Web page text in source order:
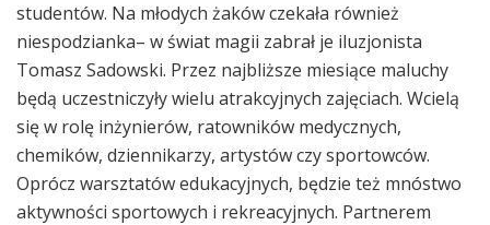
studentów. Na młodych żaków czekała również
niespodzianka– w świat magii zabrał je iluzjonista
Tomasz Sadowski. Przez najbliższe miesiące maluchy
będą uczestniczyły wielu atrakcyjnych zajęciach. Wcielą
się w rolę inżynierów, ratowników medycznych,
chemików, dziennikarzy, artystów czy sportowców.
Oprócz warsztatów edukacyjnych, będzie też mnóstwo
aktywności sportowych i rekreacyjnych. Partnerem